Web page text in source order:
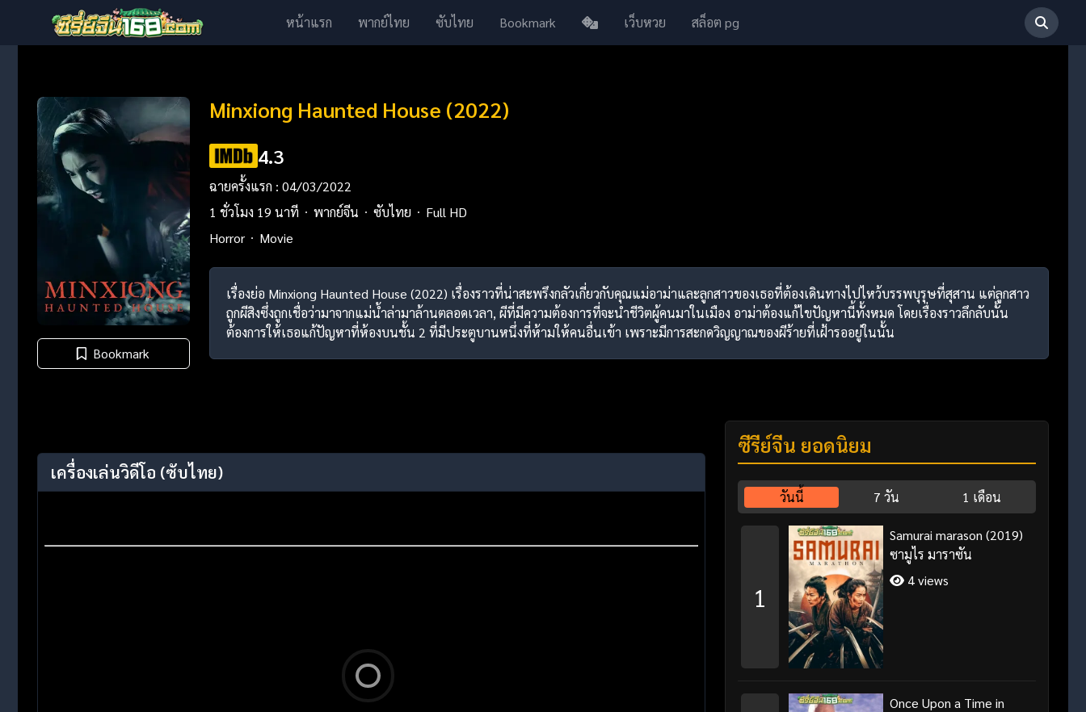
หน้าแรก พากย์ไทย ซับไทย Bookmark เว็บหวย สล็อต pg
Bookmark
Minxiong Haunted House (2022)
4.3
ฉายครั้งแรก : 04/03/2022
1 ชั่วโมง 19 นาที
พากย์จีน ซับไทย
Full HD
Horror
Movie
เรื่องย่อ Minxiong Haunted House (2022) เรื่องราวที่น่าสะพรึงกลัวเกี่ยวกับคุณแม่อาม่าและลูกสาวของเธอที่ต้องเดินทางไปไหว้บรรพบุรุษที่สุสาน แต่ลูกสาว
ถูกผีสิงซึ่งถูกเชื่อว่ามาจากแม่น้ำล่ามาล้านตลอดเวลา, ผีที่มีความต้องการที่จะนำชีวิตผู้คนมาในเมือง อาม่าต้องแก้ไขปัญหานี้ทั้งหมด โดยเรื่องราวลึกลับนั้น
ต้องการให้เธอแก้ปัญหาที่ห้องบนชั้น 2 ที่มีประตูบานหนึ่งที่ห้ามให้คนอื่นเข้า เพราะมีการสะกดวิญญาณของผีร้ายที่เฝ้ารออยู่ในนั้น
เครื่องเล่นวิดีโอ (ซับไทย)
ซีรี่ย์จีน ยอดนิยม
วันนี้ 7 วัน 1 เดือน
1
Samurai marason (2019)
ซามูไร มาราซัน
4 views
Once Upon a Time in